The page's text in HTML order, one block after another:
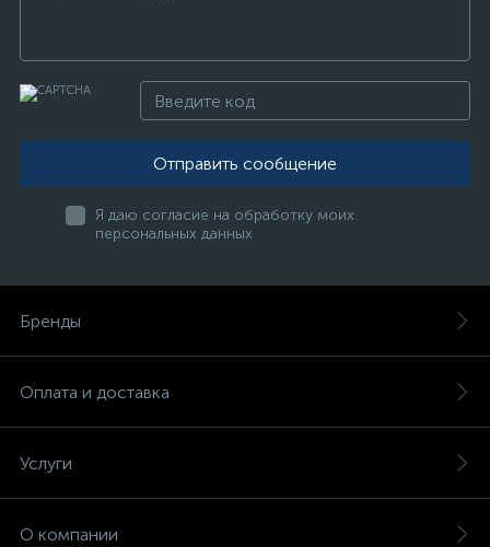
Отправить сообщение
Я даю согласие на обработку моих
персональных данных
Бренды
Оплата и доставка
Услуги
О компании